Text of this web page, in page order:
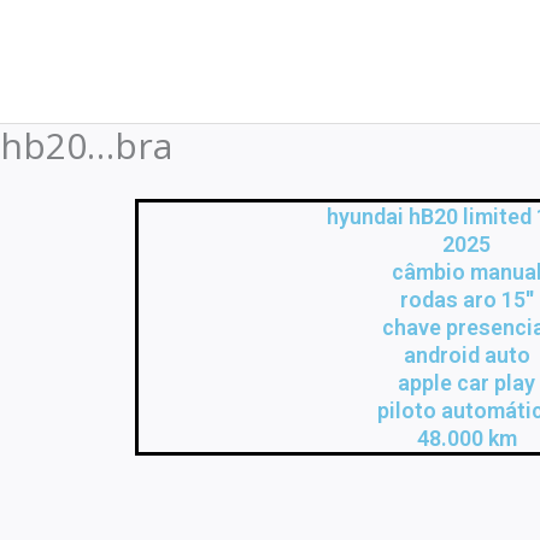
conteúdo
hb20…bra
hyundai hB20 limited
2025
câmbio manual
rodas aro 15''
chave
android auto
apple car play
piloto
48.000 km